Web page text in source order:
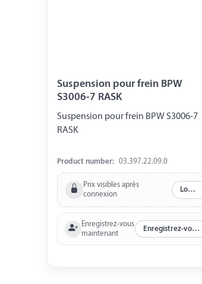
Suspension pour frein BPW
S3006-7 RASK
Suspension pour frein BPW S3006-7
RASK
Product number: 03.397.22.09.0
Prix visibles après
connexion
Log in
Enregistrez-vous
maintenant
Enregistrez-vous maintenant